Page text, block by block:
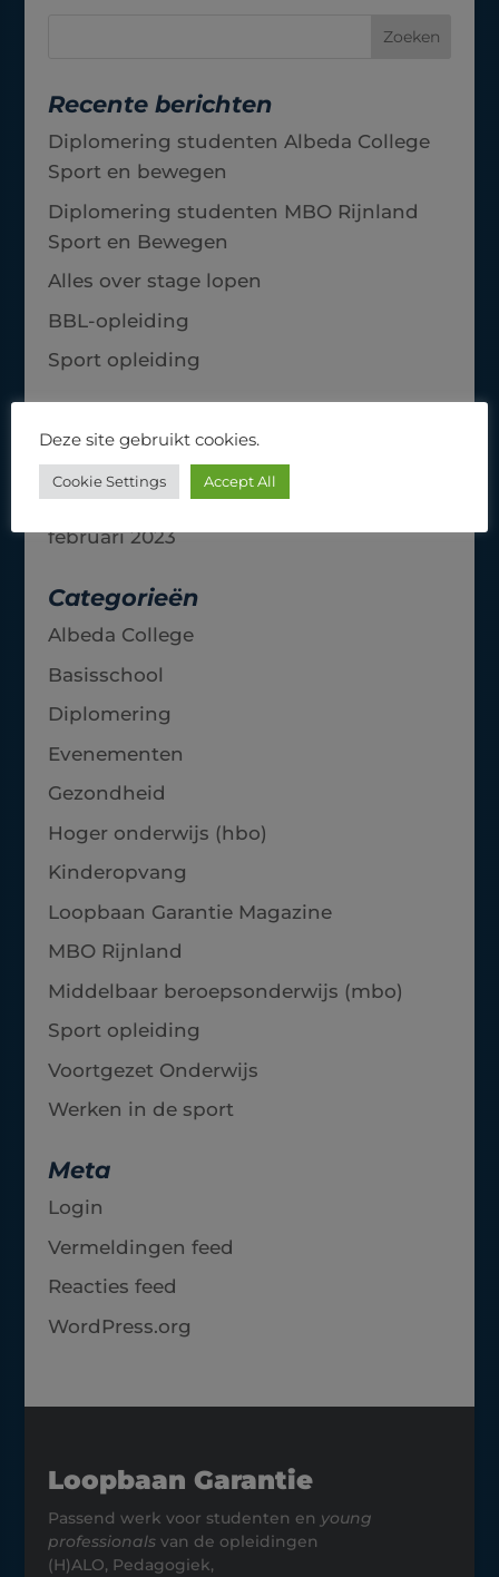
Recente berichten
Diplomering studenten Albeda College
Sport en bewegen
Diplomering studenten MBO Rijnland
Sport en Bewegen
Alles over stage lopen
BBL-opleiding
Sport opleiding
maart 2023
februari 2023
Categorieën
Albeda College
Basisschool
Diplomering
Evenementen
Gezondheid
Hoger onderwijs (hbo)
Kinderopvang
Loopbaan Garantie Magazine
MBO Rijnland
Middelbaar beroepsonderwijs (mbo)
Sport opleiding
Voortgezet Onderwijs
Werken in de sport
Meta
Login
Vermeldingen feed
Reacties feed
WordPress.org
Loopbaan Garantie
Passend werk voor studenten en young
professionalsvan de opleidingen
(H)ALO, Pedagogiek,
Deze site gebruikt cookies.
Cookie Settings Accept All